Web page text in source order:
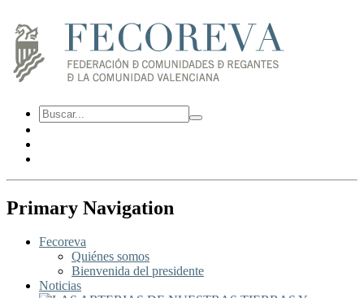
Primary Navigation
Fecoreva
Quiénes somos
Bienvenida del presidente
Noticias